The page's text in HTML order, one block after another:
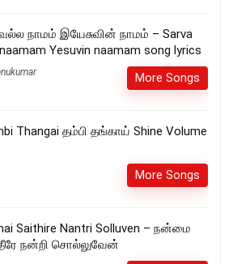
நாமம் இயேசுவின் நாமம் – Sarva
Yesuvin naamam song lyrics
More Songs
Thangai தம்பி தங்காய் Shine Volume
More Songs
Saithire Nantri Solluven – நன்மை
நன்றி சொல்லுவேன்